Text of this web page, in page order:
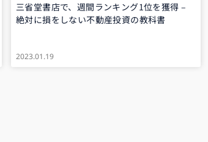
三省堂書店で、週間ランキング1位を獲得 –
絶対に損をしない不動産投資の教科書
2023.01.19